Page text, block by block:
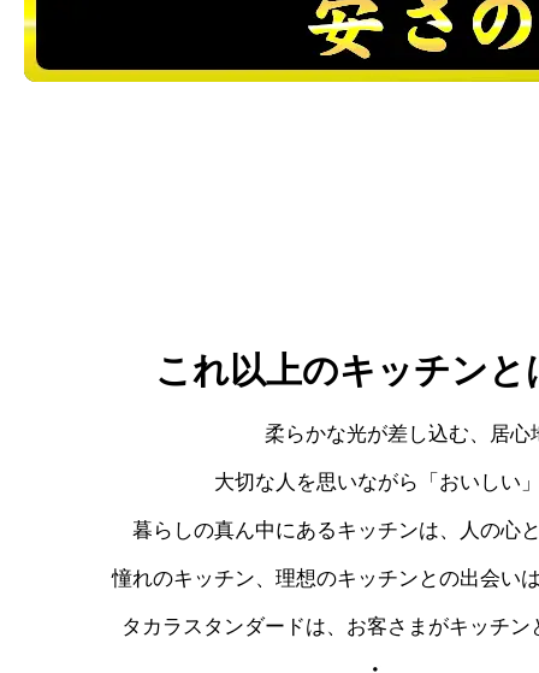
これ以上のキッチン
柔らかな光が差し込む、居心
大切な人を思いながら「おいしい
暮らしの真ん中にあるキッチンは、人の心
憧れのキッチン、理想のキッチンとの出会い
タカラスタンダードは、お客さまがキッチ